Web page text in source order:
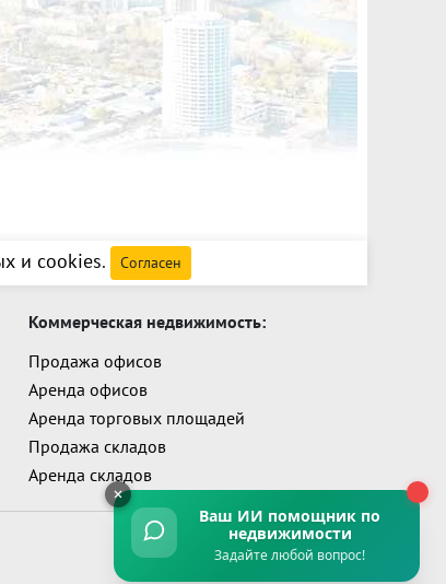
и cookies. Согласен
Коммерческая недвижимость:
Продажа офисов
Аренда офисов
Аренда торговых площадей
Продажа складов
Аренда складов
Ваш ИИ помощник по
недвижимости
Задайте любой вопрос!